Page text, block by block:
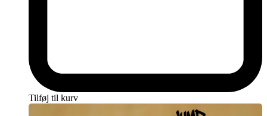
Tilføj til kurv